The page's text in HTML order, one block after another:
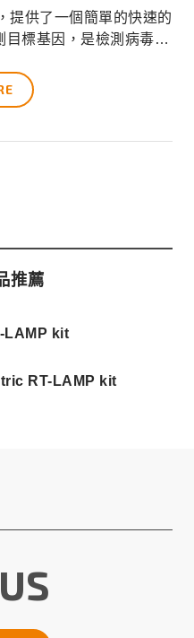
提供了一個簡單的快速的
目標基因，是檢測病毒
推薦
LAMP kit
RT-LAMP kit